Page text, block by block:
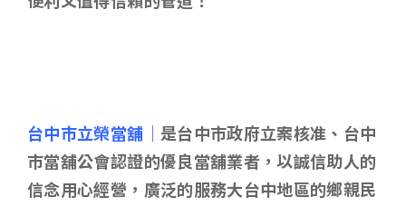
台中市立榮當舖｜ 是台中市政府立案核准、台中
市當舖公會認證的優良當舖業者，以誠信助人的
信念用心經營，廣泛的服務大台中地區的鄉親民